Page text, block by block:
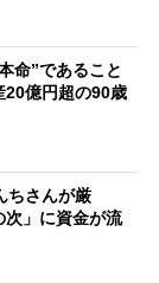
命”であること
20億円超の90歳
ちさんが厳
次」に資金が流